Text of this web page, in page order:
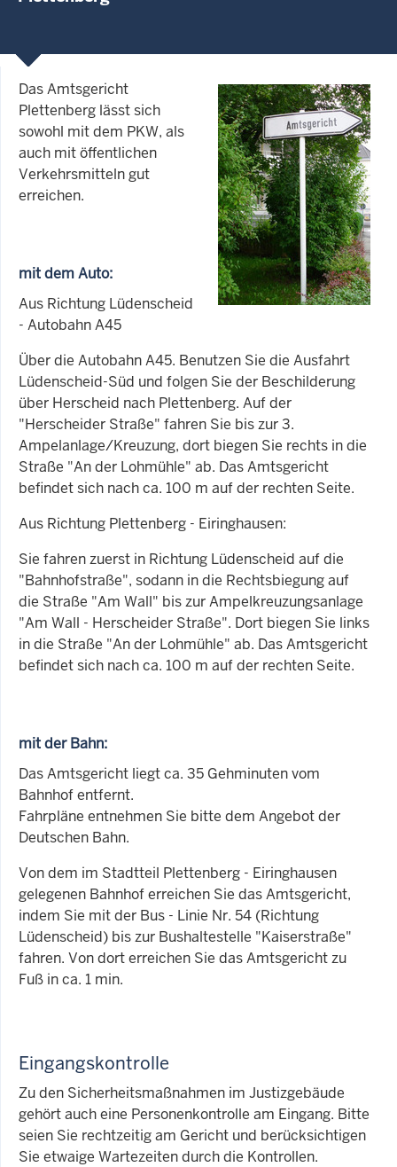
Das Amtsgericht
Plettenberg lässt sich
sowohl mit dem PKW, als
auch mit öffentlichen
Verkehrsmitteln gut
erreichen.
mit dem Auto:
Aus Richtung Lüdenscheid
- Autobahn A45
Über die Autobahn A45. Benutzen Sie die Ausfahrt
Lüdenscheid-Süd und folgen Sie der Beschilderung
über Herscheid nach Plettenberg. Auf der
"Herscheider Straße" fahren Sie bis zur 3.
Ampelanlage/Kreuzung, dort biegen Sie rechts in die
Straße "An der Lohmühle" ab. Das Amtsgericht
befindet sich nach ca. 100 m auf der rechten Seite.
Aus Richtung Plettenberg - Eiringhausen:
Sie fahren zuerst in Richtung Lüdenscheid auf die
"Bahnhofstraße", sodann in die Rechtsbiegung auf
die Straße "Am Wall" bis zur Ampelkreuzungsanlage
"Am Wall - Herscheider Straße". Dort biegen Sie links
in die Straße "An der Lohmühle" ab. Das Amtsgericht
befindet sich nach ca. 100 m auf der rechten Seite.
mit der Bahn:
Das Amtsgericht liegt ca. 35 Gehminuten vom
Bahnhof entfernt.
Fahrpläne entnehmen Sie bitte dem Angebot der
Deutschen Bahn.
Von dem im Stadtteil Plettenberg - Eiringhausen
gelegenen Bahnhof erreichen Sie das Amtsgericht,
indem Sie mit der Bus - Linie Nr. 54 (Richtung
Lüdenscheid) bis zur Bushaltestelle "Kaiserstraße"
fahren. Von dort erreichen Sie das Amtsgericht zu
Fuß in ca. 1 min.
Eingangskontrolle
Zu den Sicherheitsmaßnahmen im Justizgebäude
gehört auch eine Personenkontrolle am Eingang. Bitte
seien Sie rechtzeitig am Gericht und berücksichtigen
Sie etwaige Wartezeiten durch die Kontrollen.